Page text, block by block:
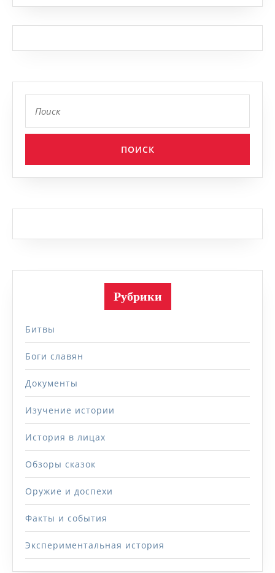
Рубрики
Битвы
Боги славян
Документы
Изучение истории
История в лицах
Обзоры сказок
Оружие и доспехи
Факты и события
Экспериментальная история